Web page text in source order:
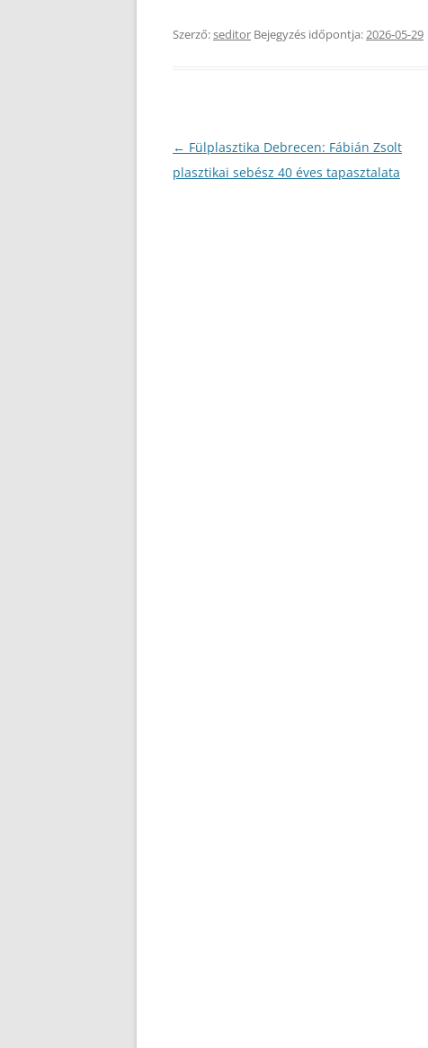
Szerző:seditor Bejegyzés időpontja:2026-05-29
Bejegyzés
navigáció
← Fülplasztika Debrecen: Fábián Zsolt
plasztikai sebész 40 éves tapasztalata